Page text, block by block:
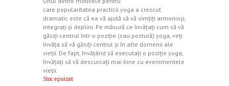
care popularitatea practicii yoga a crescut
dramatic este că ea vă ajută să vă simţiţi armonioşi,
integraţi şi deplini. Pe măsură ce învăţaţi cum să vă
găsiţi centrul într-o poziţie (sau postură) yoga, veţi
învăţa să vă găsiţi centrul şi în alte domenii ale
vieţii. De fapt, învăţând să executaţi o poziţie yoga,
învăţaţi să vă descurcaţi mai bine cu evenimentele
vieţii.
Stoc epuizat